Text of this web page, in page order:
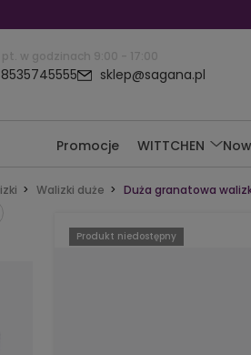
w godzinach 9:00 - 17:00
sklep@sagana.pl
Promocje WITTCHEN
Walizki duże Duża granatowa
Produkt niedostępny